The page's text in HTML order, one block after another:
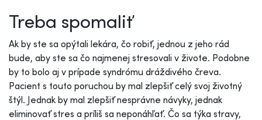
Treba spomaliť
Ak by ste sa opýtali lekára, čo robiť, jednou z jeho rád
bude, aby ste sa čo najmenej stresovali v živote. Podobne
by to bolo aj v prípade syndrómu dráždivého čreva.
Pacient s touto poruchou by mal zlepšiť celý svoj životný
štýl. Jednak by mal zlepšiť nesprávne návyky, jednak
eliminovať stres a príliš sa neponáhľať. Čo sa týka stravy,